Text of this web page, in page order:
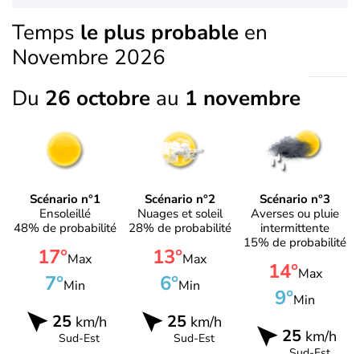
Temps le plus probable en
Novembre 2026
Du 26 octobre au 1 novembre
Scénario n°1
Ensoleillé
48% de probabilité
17°Max
7°Min
25km/h
Sud-Est
Scénario n°2
Nuages et soleil
28% de probabilité
13°Max
6°Min
25km/h
Sud-Est
Scénario n°3
Averses ou pluie
intermittente
15% de probabilité
14°Max
9°Min
25 km/h